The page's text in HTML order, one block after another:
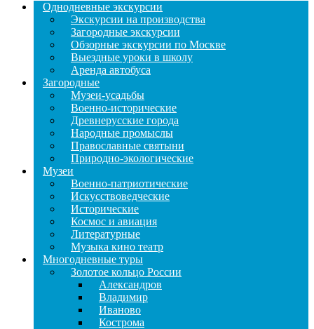
Однодневные экскурсии
Экскурсии на производства
Загородные экскурсии
Обзорные экскурсии по Москве
Выездные уроки в школу
Аренда автобуса
Загородные
Музеи-усадьбы
Военно-исторические
Древнерусские города
Народные промыслы
Православные святыни
Природно-экологические
Музеи
Военно-патриотические
Искусствоведческие
Исторические
Космос и авиация
Литературные
Музыка кино театр
Многодневные туры
Золотое кольцо России
Александров
Владимир
Иваново
Кострома